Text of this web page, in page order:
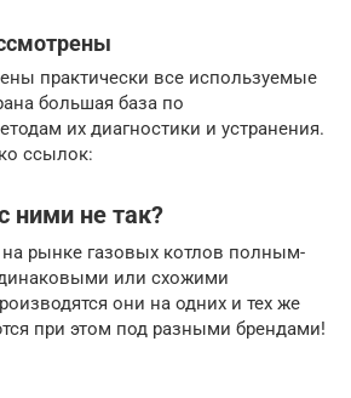
практически все используемые
большая база по
их диагностики и устранения.
ссылок:
ними не так?
рынке газовых котлов полным-
или схожими
они на одних и тех же
при этом под разными брендами!